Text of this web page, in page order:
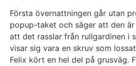
Första övernattningen går utan
popup-taket och säger att den
att det rasslar från rullgardinen i
visar sig vara en skruv som
Felix kört en hel del på grusväg.